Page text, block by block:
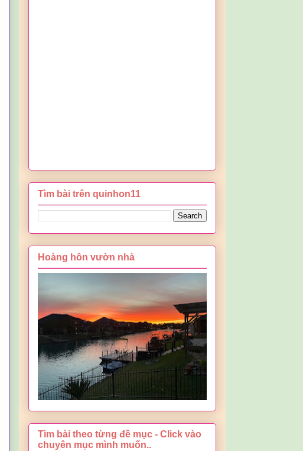
Tìm bài trên quinhon11
Hoàng hôn vườn nhà
Tìm bài theo từng đề mục - Click vào
chuyên mục mình muốn..